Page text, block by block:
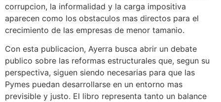
corrupcion, la informalidad y la carga impositiva
aparecen como los obstaculos mas directos para el
crecimiento de las empresas de menor tamanio.
Con esta publicacion, Ayerra busca abrir un debate
publico sobre las reformas estructurales que, segun su
perspectiva, siguen siendo necesarias para que las
Pymes puedan desarrollarse en un entorno mas
previsible y justo. El libro representa tanto un balance